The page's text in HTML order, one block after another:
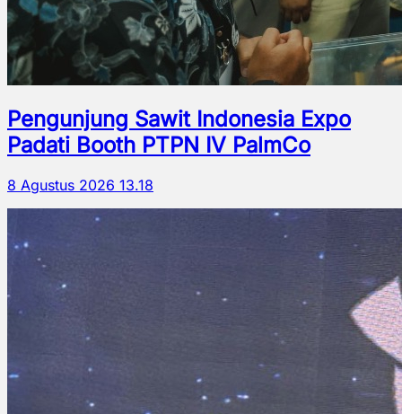
Pengunjung Sawit Indonesia Expo
Padati Booth PTPN IV PalmCo
8 Agustus 2026 13.18